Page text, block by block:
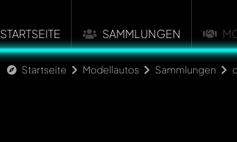
STARTSEITE SAMMLUNGEN
Startseite Modellautos Sammlungen